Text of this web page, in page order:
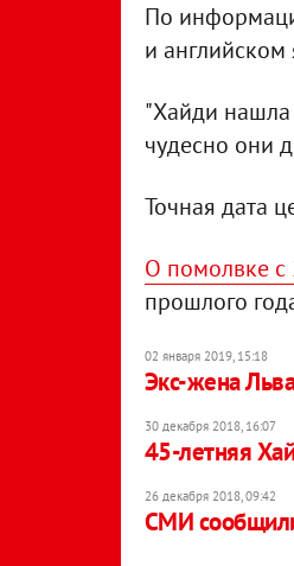
По
и английском
"Хайди нашла
чудесно они
Точная дата
О помолвке с
прошлого
02 января 2019, 15:18
Экс-жена
30 декабря 2018, 16:07
45-летняя
26 декабря 2018, 09:42
СМИ